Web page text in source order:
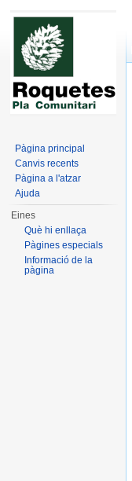
Pàgina principal
Canvis recents
Pàgina a l'atzar
Ajuda
Eines
Què hi enllaça
Pàgines especials
Informació de la
pàgina